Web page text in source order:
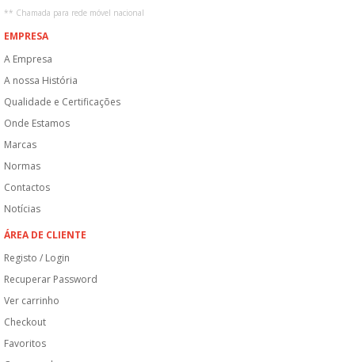
** Chamada para rede móvel nacional
EMPRESA
A Empresa
A nossa História
Qualidade e Certificações
Onde Estamos
Marcas
Normas
Contactos
Notícias
ÁREA DE CLIENTE
Registo / Login
Recuperar Password
Ver carrinho
Checkout
Favoritos